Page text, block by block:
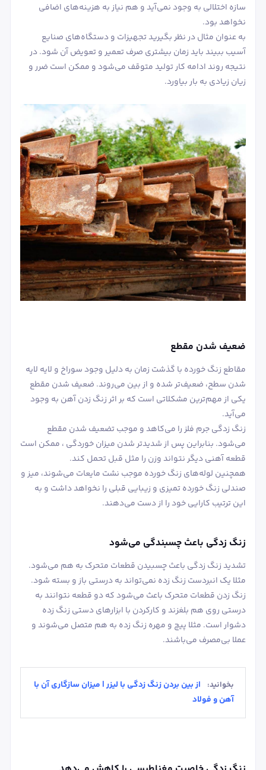
سازه اختلالی به وجود نمی‌آید و هم نیاز به هزینه‌های اضافی
نخواهد بود.
به عنوان مثال در نظر بگیرید تجهیزات و دستگاه‌های صنایع
آسیب ببیند باید زمان بیشتری صرف تعمیر و تعویض آن شود. در
نتیجه روند ادامه کار تولید متوقف می‌شود و ممکن است ضرر و
زیان زیادی به بار بیاورد.
ضعیف شدن مقطع
مقاطع زنگ خورده با گذشت زمان به دلیل وجود سوراخ و لایه لایه
شدن سطح، ضعیف‌تر شده و از بین می‌روند. ضعیف شدن مقطع
یکی از مهم‌ترین مشکلاتی است که بر اثر زنگ زدن آهن به وجود
می‌آید.
زنگ زدگی جرم فلز را می‌کاهد و موجب تضعیف شدن مقطع
می‌شود. بنابراین پس از شدیدتر شدن میزان خوردگی ، ممکن است
قطعه آهنی دیگر نتواند وزن را مثل قبل تحمل کند.
همچنین لوله‌های زنگ خورده موجب نشت مایعات می‌شوند، میز و
صندلی زنگ خورده تمیزی و زیبایی قبلی را نخواهد داشت و به
این ترتیب کارایی خود را از دست می‌دهند.
زنگ زدگی باعث چسبندگی می‌شود
تشدید زنگ زدگی باعث چسبیدن قطعات متحرک به هم می‌شود.
مثلا یک انبردست زنگ زده نمی‌تواند به درستی باز و بسته شود.
زنگ زدن قطعات متحرک باعث می‌شود که دو قطعه نتوانند به
درستی روی هم بلغزند و کارکردن با ابزارهای دستی زنگ زده
دشوار است. مثلا پیچ و مهره زنگ زده به هم متصل می‌شوند و
عملا بی‌مصرف می‌باشند.
بخوانید:
از بین بردن زنگ زدگی با لیزر | میزان سازگاری آن با
آهن و فولاد